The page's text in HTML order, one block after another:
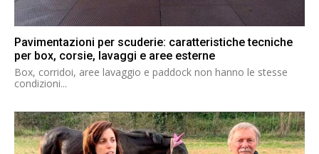
Pavimentazioni per scuderie: caratteristiche tecniche
per box, corsie, lavaggi e aree esterne
Box, corridoi, aree lavaggio e paddock non hanno le stesse
condizioni...